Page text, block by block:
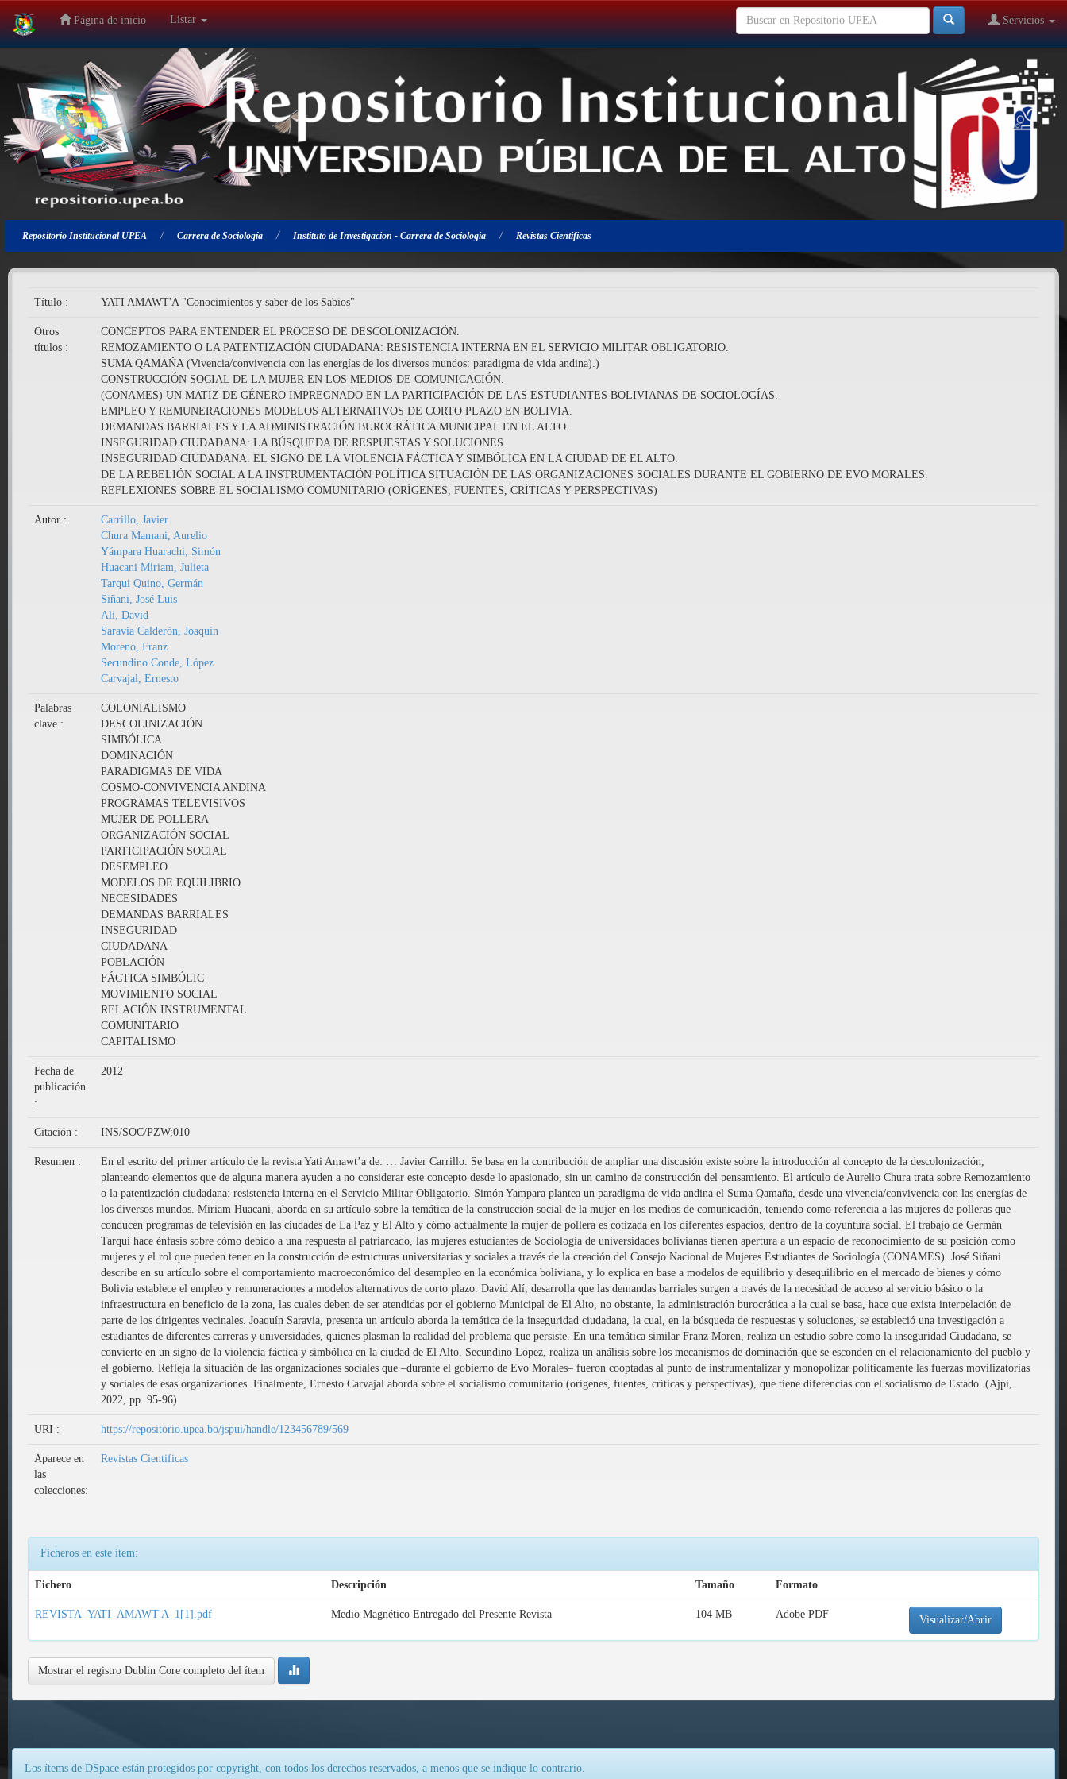
Salir
de
navegación
Página de inicio Listar Servicios
Repositorio Institucional UPEA Carrera de Sociología Instituto de Investigacion - Carrera de Sociologia Revistas Cientificas
Título : YATI AMAWT'A "Conocimientos y saber de los Sabios"
Otros
títulos :
CONCEPTOS PARA ENTENDER EL PROCESO DE DESCOLONIZACIÓN.
REMOZAMIENTO O LA PATENTIZACIÓN CIUDADANA: RESISTENCIA INTERNA EN EL SERVICIO MILITAR OBLIGATORIO.
SUMA QAMAÑA (Vivencia/convivencia con las energías de los diversos mundos: paradigma de vida andina).)
CONSTRUCCIÓN SOCIAL DE LA MUJER EN LOS MEDIOS DE COMUNICACIÓN.
(CONAMES) UN MATIZ DE GÉNERO IMPREGNADO EN LA PARTICIPACIÓN DE LAS ESTUDIANTES BOLIVIANAS DE SOCIOLOGÍAS.
EMPLEO Y REMUNERACIONES MODELOS ALTERNATIVOS DE CORTO PLAZO EN BOLIVIA.
DEMANDAS BARRIALES Y LA ADMINISTRACIÓN BUROCRÁTICA MUNICIPAL EN EL ALTO.
INSEGURIDAD CIUDADANA: LA BÚSQUEDA DE RESPUESTAS Y SOLUCIONES.
INSEGURIDAD CIUDADANA: EL SIGNO DE LA VIOLENCIA FÁCTICA Y SIMBÓLICA EN LA CIUDAD DE EL ALTO.
DE LA REBELIÓN SOCIAL A LA INSTRUMENTACIÓN POLÍTICA SITUACIÓN DE LAS ORGANIZACIONES SOCIALES DURANTE EL GOBIERNO DE EVO MORALES.
REFLEXIONES SOBRE EL SOCIALISMO COMUNITARIO (ORÍGENES, FUENTES, CRÍTICAS Y PERSPECTIVAS)
Autor :
Carrillo, Javier
Chura Mamani, Aurelio
Yámpara Huarachi, Simón
Huacani Miriam, Julieta
Tarqui Quino, Germán
Siñani, José Luis
Ali, David
Saravia Calderón, Joaquín
Moreno, Franz
Secundino Conde, López
Carvajal, Ernesto
Palabras
clave :
COLONIALISMO
DESCOLINIZACIÓN
SIMBÓLICA
DOMINACIÓN
PARADIGMAS DE VIDA
COSMO-CONVIVENCIA ANDINA
PROGRAMAS TELEVISIVOS
MUJER DE POLLERA
ORGANIZACIÓN SOCIAL
PARTICIPACIÓN SOCIAL
DESEMPLEO
MODELOS DE EQUILIBRIO
NECESIDADES
DEMANDAS BARRIALES
INSEGURIDAD
CIUDADANA
POBLACIÓN
FÁCTICA SIMBÓLIC
MOVIMIENTO SOCIAL
RELACIÓN INSTRUMENTAL
COMUNITARIO
CAPITALISMO
Fecha de
publicación
:
2012
Citación : INS/SOC/PZW;010
Resumen :
En el escrito del primer artículo de la revista Yati Amawt’a de: … Javier Carrillo. Se basa en la contribución de ampliar una discusión existe sobre la introducción al concepto de la descolonización,
planteando elementos que de alguna manera ayuden a no considerar este concepto desde lo apasionado, sin un camino de construcción del pensamiento. El artículo de Aurelio Chura trata sobre Remozamiento
o la patentización ciudadana: resistencia interna en el Servicio Militar Obligatorio. Simón Yampara plantea un paradigma de vida andina el Suma Qamaña, desde una vivencia/convivencia con las energías de
los diversos mundos. Miriam Huacani, aborda en su artículo sobre la temática de la construcción social de la mujer en los medios de comunicación, teniendo como referencia a las mujeres de polleras que
conducen programas de televisión en las ciudades de La Paz y El Alto y cómo actualmente la mujer de pollera es cotizada en los diferentes espacios, dentro de la coyuntura social. El trabajo de Germán
Tarqui hace énfasis sobre cómo debido a una respuesta al patriarcado, las mujeres estudiantes de Sociología de universidades bolivianas tienen apertura a un espacio de reconocimiento de su posición como
mujeres y el rol que pueden tener en la construcción de estructuras universitarias y sociales a través de la creación del Consejo Nacional de Mujeres Estudiantes de Sociología (CONAMES). José Siñani
describe en su artículo sobre el comportamiento macroeconómico del desempleo en la económica boliviana, y lo explica en base a modelos de equilibrio y desequilibrio en el mercado de bienes y cómo
Bolivia establece el empleo y remuneraciones a modelos alternativos de corto plazo. David Alí, desarrolla que las demandas barriales surgen a través de la necesidad de acceso al servicio básico o la
infraestructura en beneficio de la zona, las cuales deben de ser atendidas por el gobierno Municipal de El Alto, no obstante, la administración burocrática a la cual se basa, hace que exista interpelación de
parte de los dirigentes vecinales. Joaquín Saravia, presenta un artículo aborda la temática de la inseguridad ciudadana, la cual, en la búsqueda de respuestas y soluciones, se estableció una investigación a
estudiantes de diferentes carreras y universidades, quienes plasman la realidad del problema que persiste. En una temática similar Franz Moren, realiza un estudio sobre como la inseguridad Ciudadana, se
convierte en un signo de la violencia fáctica y simbólica en la ciudad de El Alto. Secundino López, realiza un análisis sobre los mecanismos de dominación que se esconden en el relacionamiento del pueblo y
el gobierno. Refleja la situación de las organizaciones sociales que –durante el gobierno de Evo Morales– fueron cooptadas al punto de instrumentalizar y monopolizar políticamente las fuerzas movilizatorias
y sociales de esas organizaciones. Finalmente, Ernesto Carvajal aborda sobre el socialismo comunitario (orígenes, fuentes, críticas y perspectivas), que tiene diferencias con el socialismo de Estado. (Ajpi,
2022, pp. 95-96)
URI : https://repositorio.upea.bo/jspui/handle/123456789/569
Aparece en
las
colecciones:
Revistas Cientificas
Ficheros en este ítem:
Fichero Descripción Tamaño Formato
REVISTA_YATI_AMAWT'A_1[1].pdf Medio Magnético Entregado del Presente Revista 104 MB Adobe PDF Visualizar/Abrir
Mostrar el registro Dublin Core completo del ítem
Los ítems de DSpace están protegidos por copyright, con todos los derechos reservados, a menos que se indique lo contrario.